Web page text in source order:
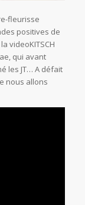
fleurisse
positives de
videoKITSCH
qui avant
les JT… A défait
nous allons